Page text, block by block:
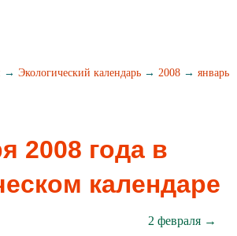
→ Экологический календарь → 2008 → январь
2008 года в
календаре
2 февраля →